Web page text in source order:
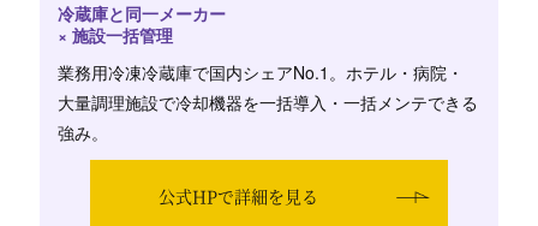
冷蔵庫と同一メーカー
× 施設一括管理
業務用冷凍冷蔵庫で国内シェアNo.1。ホテル・病院・
大量調理施設で冷却機器を一括導入・一括メンテできる
強み。
公式HPで詳細を見る